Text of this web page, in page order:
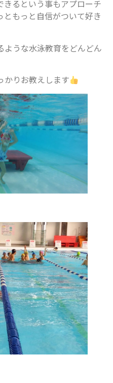
きるという事もアプローチ
ともっと自信がついて好き
ような水泳教育をどんどん
かりお教えします